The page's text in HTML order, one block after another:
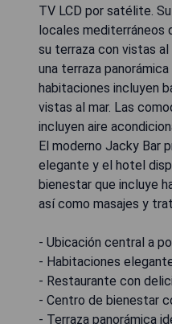
TV LCD por satélite.
locales mediterráneos
su terraza con vistas
una terraza
habitaciones incluyen
vistas al mar. Las
incluyen aire
El moderno Jacky Bar
elegante y el hotel
bienestar que incluye
así como masajes y
- Ubicación central a
- Habitaciones
- Restaurante con
- Centro de bienestar
- Terraza panorámica